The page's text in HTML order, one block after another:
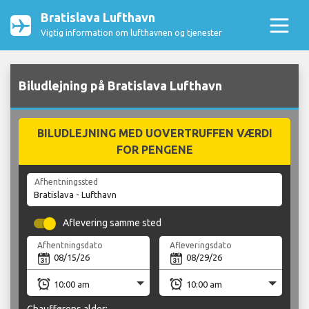
Bratislava Lufthavn
Vigtig information om lufthavnen og tjenester
Biludlejning på Bratislava Lufthavn
BILUDLEJNING MED UOVERTRUFFEN VÆRDI
FOR PENGENE
Afhentningssted
Aflevering samme sted
Afhentningsdato Afleveringsdato